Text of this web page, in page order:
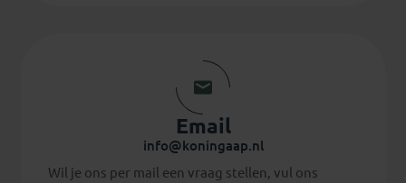
Email
info@koningaap.nl
Wil je ons per mail een vraag stellen, vul ons